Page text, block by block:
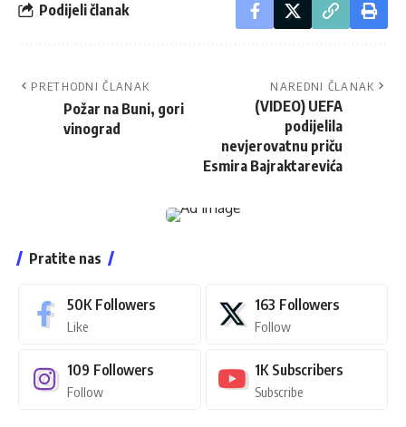
Podijeli članak
PRETHODNI ČLANAK
Požar na Buni, gori
vinograd
NAREDNI ČLANAK
(VIDEO) UEFA
podijelila
nevjerovatnu priču
Esmira Bajraktarevića
Pratite nas
50K Followers
Like
163 Followers
Follow
109 Followers
Follow
1K Subscribers
Subscribe